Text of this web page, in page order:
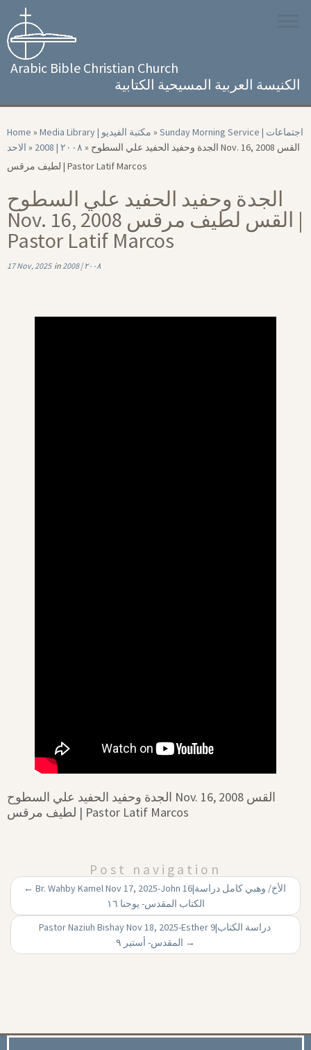
content
Arabic Bible Christian Church
الكنيسة العربية المسيحية الكتابية
Home » Media Library | مكتبة الفيديو » Sunday Morning Service | اجتماعات
الاحد » 2008 | ٢٠٠٨ » الجدة وحفيد الحفيد علي السطوح Nov. 16, 2008 القس
لطيف مرقس | Pastor Latif Marcos
الجدة وحفيد الحفيد علي السطوح
Nov. 16, 2008 القس لطيف مرقس |
Pastor Latif Marcos
17 Nov, 2025in 2008 | ٢٠٠٨
الجدة وحفيد الحفيد علي السطوح Nov. 16, 2008 القس
لطيف مرقس | Pastor Latif Marcos
Post navigation
← Br. Wahby Kamel Nov 17, 2025-John 16|‏ الأخ/ وهبي كامل دراسة
الكتاب المقدس- يوحنا ۱٦
Pastor Naziuh Bishay Nov 18, 2025-Esther 9|‏ دراسة الكتاب
→